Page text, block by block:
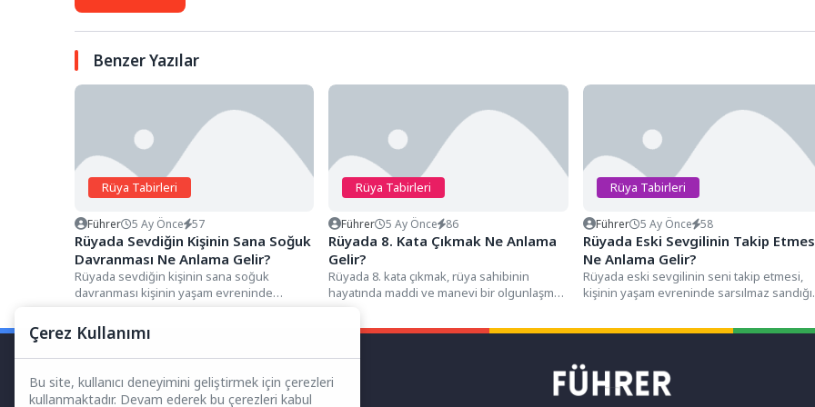
Benzer Yazılar
Rüya Tabirleri
Führer 5 Ay Önce 57
Rüyada Sevdiğin Kişinin Sana Soğuk
Davranması Ne Anlama Gelir?
Rüyada sevdiğin kişinin sana soğuk
davranması kişinin yaşam evreninde
ikili ilişkilerindeki...
Rüya Tabirleri
Führer 5 Ay Önce 86
Rüyada 8. Kata Çıkmak Ne Anlama
Gelir?
Rüyada 8. kata çıkmak, rüya sahibinin
hayatında maddi ve manevi bir olgunlaşma
Rüya Tabirleri
Führer 5 Ay Önce 58
Rüyada Eski Sevgilinin Takip
Ne Anlama Gelir?
Rüyada eski sevgilinin seni takip etmesi,
kişinin yaşam evreninde sarsılmaz sandığı
Çerez Kullanımı
Bu site, kullanıcı deneyimini geliştirmek için çerezleri
kullanmaktadır. Devam ederek bu çerezleri kabul